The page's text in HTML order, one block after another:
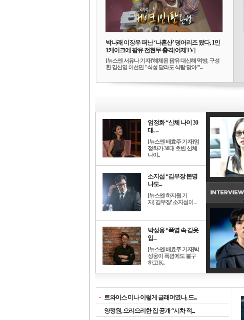
박나래 이장우 떠난 ‘나혼산’ 덩어리즈 왔다, 1인
1케이크에 팜유 전현무 충격[어제TV]
[뉴스엔 서유나 기자]'해체된 팜유 대신해 먹방, 구성
환 김신영 이선민 "식성 달라도 식탐 맞아"'...
엄정화 “신체 나이 30
대, ...
[뉴스엔 배효주 기자]엄
정화가 30대 초반 신체
나이..
소지섭 “김부장 본명
나도...
[뉴스엔 하지원 기
자]'김부장' 소지섭이 ..
박성웅 “폭염 속 갑옷
입...
[뉴스엔 배효주 기자]박
성웅이 폭염에도 불구
하고 K..
- 트와이스 미나 이렇게 글래머였나, 드...
- 양정원, 으리으리한 집 공개 “시차 적...